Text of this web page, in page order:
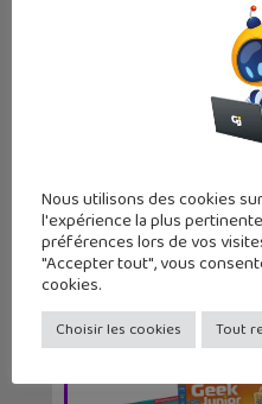
Stickers
utiliser
Nous utilisons des cookies
l'expérience la plus
préférences lors de vos
"Accepter tout", vous
cookies.
Choisir les cookies Tout